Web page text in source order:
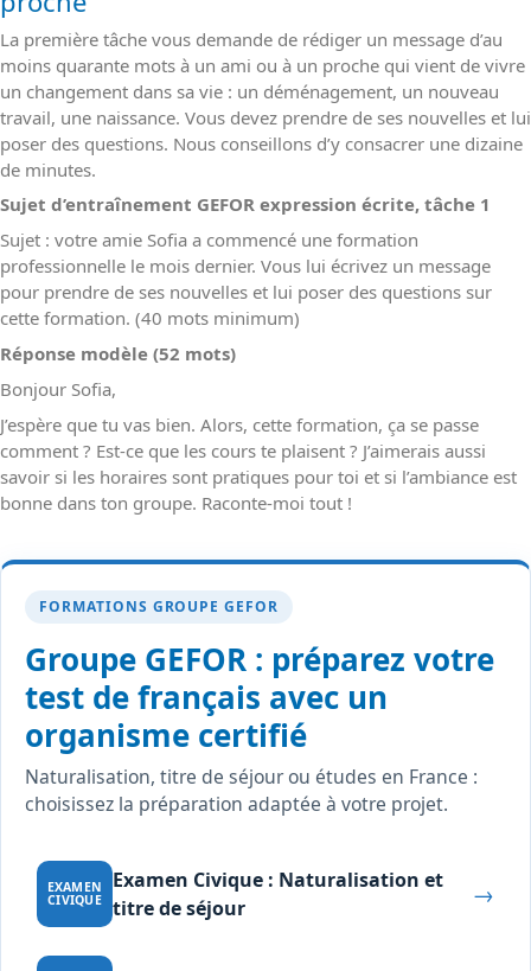
La première tâche vous demande de rédiger un message d’au
moins quarante mots à un ami ou à un proche qui vient de vivre
un changement dans sa vie : un déménagement, un nouveau
travail, une naissance. Vous devez prendre de ses nouvelles et lui
poser des questions. Nous conseillons d’y consacrer une dizaine
de minutes.
Sujet d’entraînement GEFOR expression écrite, tâche 1
Sujet : votre amie Sofia a commencé une formation
professionnelle le mois dernier. Vous lui écrivez un message
pour prendre de ses nouvelles et lui poser des questions sur
cette formation. (40 mots minimum)
Réponse modèle (52 mots)
Bonjour Sofia,
J’espère que tu vas bien. Alors, cette formation, ça se passe
comment ? Est-ce que les cours te plaisent ? J’aimerais aussi
savoir si les horaires sont pratiques pour toi et si l’ambiance est
bonne dans ton groupe. Raconte-moi tout !
FORMATIONS GROUPE GEFOR
Groupe GEFOR : préparez votre
test de français avec un
organisme certifié
Naturalisation, titre de séjour ou études en France :
choisissez la préparation adaptée à votre projet.
EXAMEN
CIVIQUE
Examen Civique : Naturalisation et
titre de séjour
→